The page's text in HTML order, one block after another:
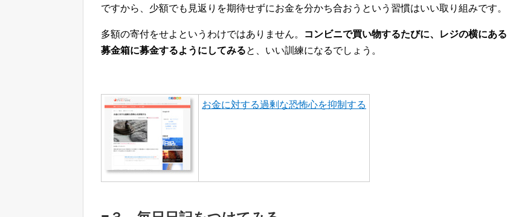
ですから、少額でも見返りを期待せずにお金を分かち合おうという習慣はいい取り組みです。
多額の寄付をせよというわけではありません。
コンビニで買い物するたびに、レジの横にある
募金箱に募金するようにしてみると、いい訓練になるでしょう。
お金に対する過剰な恐怖心を抑制する